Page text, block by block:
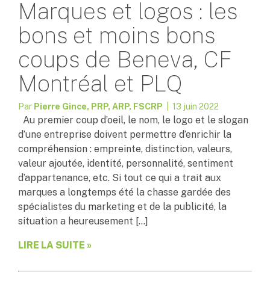
Marques et logos : les
bons et moins bons
coups de Beneva, CF
Montréal et PLQ
Par Pierre Gince, PRP, ARP, FSCRP | 13 juin 2022
Au premier coup d’oeil, le nom, le logo et le slogan
d’une entreprise doivent permettre d’enrichir la
compréhension : empreinte, distinction, valeurs,
valeur ajoutée, identité, personnalité, sentiment
d’appartenance, etc. Si tout ce qui a trait aux
marques a longtemps été la chasse gardée des
spécialistes du marketing et de la publicité, la
situation a heureusement […]
LIRE LA SUITE »